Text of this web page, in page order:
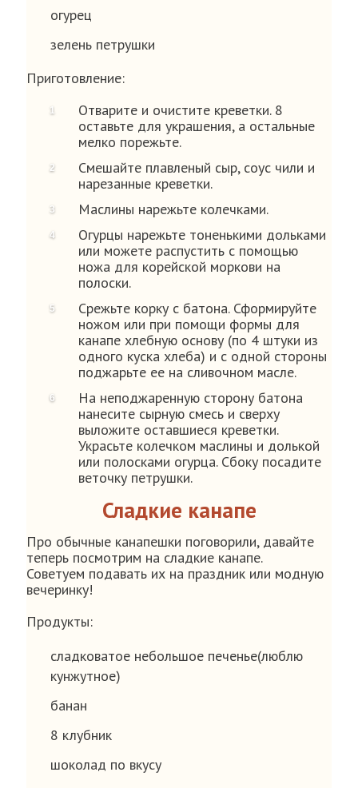
огурец
зелень петрушки
Приготовление:
Отварите и очистите креветки. 8
оставьте для украшения, а остальные
мелко порежьте.
Смешайте плавленый сыр, соус чили и
нарезанные креветки.
Маслины нарежьте колечками.
Огурцы нарежьте тоненькими дольками
или можете распустить с помощью
ножа для корейской моркови на
полоски.
Срежьте корку с батона. Сформируйте
ножом или при помощи формы для
канапе хлебную основу (по 4 штуки из
одного куска хлеба) и с одной стороны
поджарьте ее на сливочном масле.
На неподжаренную сторону батона
нанесите сырную смесь и сверху
выложите оставшиеся креветки.
Украсьте колечком маслины и долькой
или полосками огурца. Сбоку посадите
веточку петрушки.
Сладкие канапе
Про обычные канапешки поговорили, давайте
теперь посмотрим на сладкие канапе.
Советуем подавать их на праздник или модную
вечеринку!
Продукты:
сладковатое небольшое печенье(люблю
кунжутное)
банан
8 клубник
шоколад по вкусу